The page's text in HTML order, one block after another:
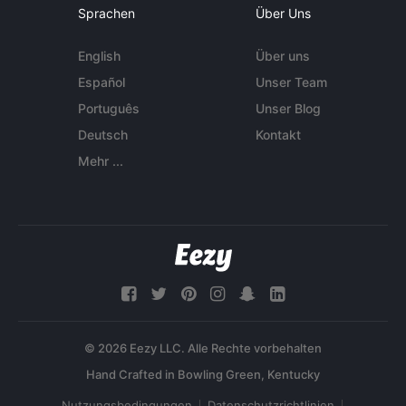
Sprachen
English
Español
Português
Deutsch
Mehr ...
Über Uns
Über uns
Unser Team
Unser Blog
Kontakt
© 2026 Eezy LLC. Alle Rechte vorbehalten